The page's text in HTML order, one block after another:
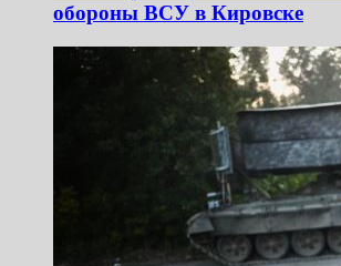
обороны ВСУ в Кировске